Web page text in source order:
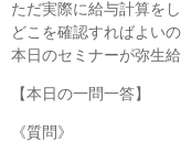
ただ実際に給与計算を
どこを確認すればよい
本日のセミナーが弥生
【本日の一問一答】
《質問》